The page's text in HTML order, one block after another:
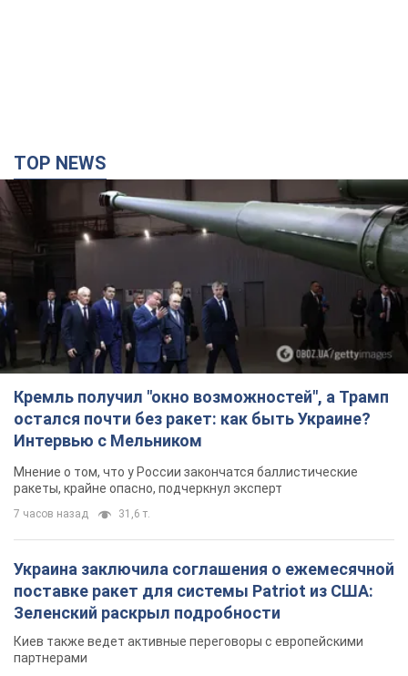
TOP NEWS
Кремль получил "окно возможностей", а Трамп
остался почти без ракет: как быть Украине?
Интервью с Мельником
Мнение о том, что у России закончатся баллистические
ракеты, крайне опасно, подчеркнул эксперт
7 часов назад 31,6 т.
Украина заключила соглашения о ежемесячной
поставке ракет для системы Patriot из США:
Зеленский раскрыл подробности
Киев также ведет активные переговоры с европейскими
партнерами